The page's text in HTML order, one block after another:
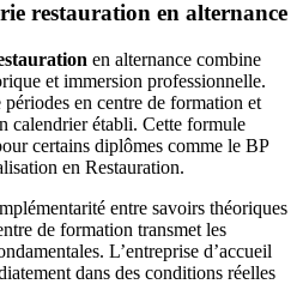
restauration en alternance
en alternance combine
et immersion professionnelle.
en centre de formation et
calendrier établi. Cette formule
certains diplômes comme le BP
en Restauration.
entre savoirs théoriques
de formation transmet les
L’entreprise d’accueil
dans des conditions réelles